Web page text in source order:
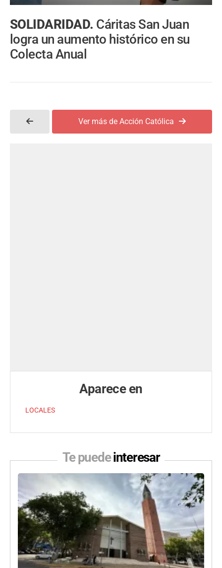
SOLIDARIDAD. Cáritas San Juan
logra un aumento histórico en su
Colecta Anual
Ver más de Acción Católica
Aparece en
LOCALES
Te puedeinteresar